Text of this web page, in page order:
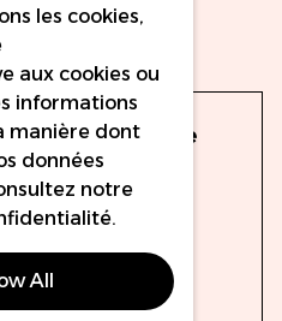
commentaire
les cookies,
aux cookies ou
informations
manière dont
données
notre
.
All